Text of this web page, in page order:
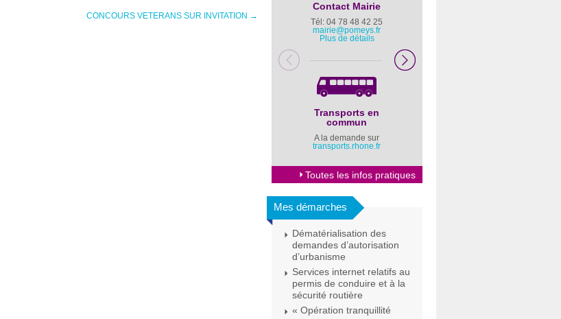
CONCOURS VETERANS SUR INVITATION →
Contact Mairie
Tél: 04 78 48 42 25
mairie@pomeys.fr
Plus de détails
Transports en
commun
A la demande sur
transports.rhone.fr
Toutes les infos pratiques
Mes démarches
Dématérialisation des
demandes d’autorisation
d’urbanisme
Services internet relatifs au
permis de conduire et à la
sécurité routière
« Opération tranquillité